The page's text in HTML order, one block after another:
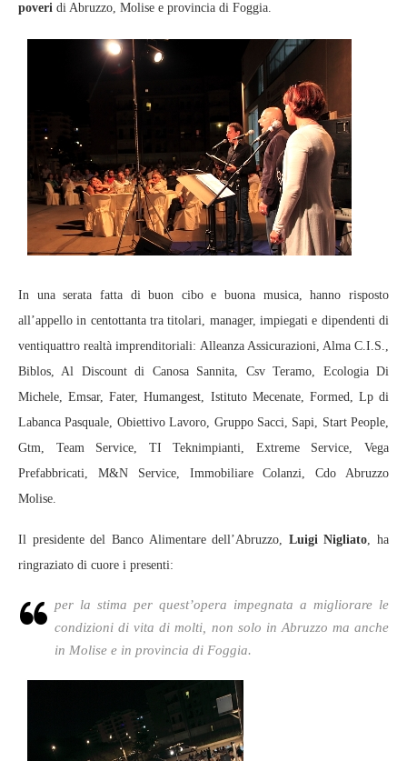
poveri di Abruzzo, Molise e provincia di Foggia.
In una serata fatta di buon cibo e buona musica, hanno risposto
all’appello in centottanta tra titolari, manager, impiegati e dipendenti di
ventiquattro realtà imprenditoriali: Alleanza Assicurazioni, Alma C.I.S.,
Biblos, Al Discount di Canosa Sannita, Csv Teramo, Ecologia Di
Michele, Emsar, Fater, Humangest, Istituto Mecenate, Formed, Lp di
Labanca Pasquale, Obiettivo Lavoro, Gruppo Sacci, Sapi, Start People,
Gtm, Team Service, TI Teknimpianti, Extreme Service, Vega
Prefabbricati, M&N Service, Immobiliare Colanzi, Cdo Abruzzo
Molise.
Il presidente del Banco Alimentare dell’Abruzzo, Luigi Nigliato, ha
ringraziato di cuore i presenti:
per la stima per quest’opera impegnata a migliorare le
condizioni di vita di molti, non solo in Abruzzo ma anche
in Molise e in provincia di Foggia.